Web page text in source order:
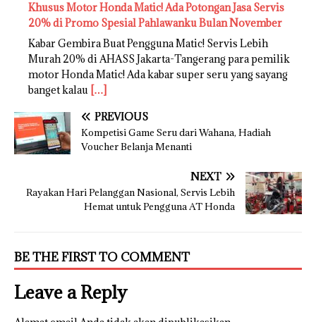
Khusus Motor Honda Matic! Ada Potongan Jasa Servis
20% di Promo Spesial Pahlawanku Bulan November
Kabar Gembira Buat Pengguna Matic! Servis Lebih
Murah 20% di AHASS Jakarta-Tangerang para pemilik
motor Honda Matic! Ada kabar super seru yang sayang
banget kalau […]
PREVIOUS
Kompetisi Game Seru dari Wahana, Hadiah
Voucher Belanja Menanti
NEXT
Rayakan Hari Pelanggan Nasional, Servis Lebih
Hemat untuk Pengguna AT Honda
BE THE FIRST TO COMMENT
Leave a Reply